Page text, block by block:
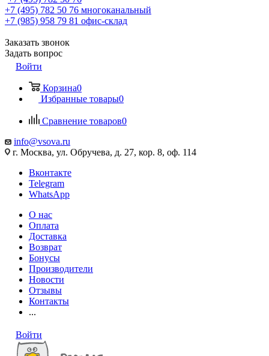
+7 (495) 782 50 76 многоканальный
+7 (985) 958 79 81 офис-склад
Заказать звонок
Задать вопрос
Войти
Корзина0
Избранные товары0
Сравнение товаров0
info@vsova.ru
г. Москва, ул. Обручева, д. 27, кор. 8, оф. 114
Вконтакте
Telegram
WhatsApp
О нас
Оплата
Доставка
Возврат
Бонусы
Производители
Новости
Отзывы
Контакты
...
Войти